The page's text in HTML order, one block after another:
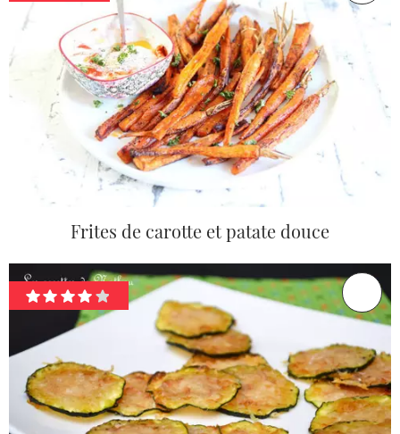
Frites de carotte et patate douce